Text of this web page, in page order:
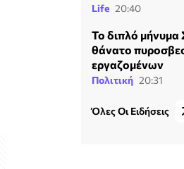
Life 20:40
Το διπλό μήνυμα
θάνατο
εργαζομένων
Πολιτική 20:31
Όλες Οι Ειδήσεις